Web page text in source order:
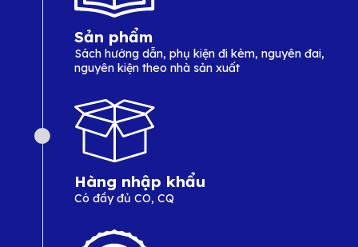
Sản phẩm
Sách hướng dẫn, phụ kiện đi kèm, nguyên đai,
nguyên kiện theo nhà sản xuất
Hàng nhập khẩu
Có đầy đủ CO, CQ